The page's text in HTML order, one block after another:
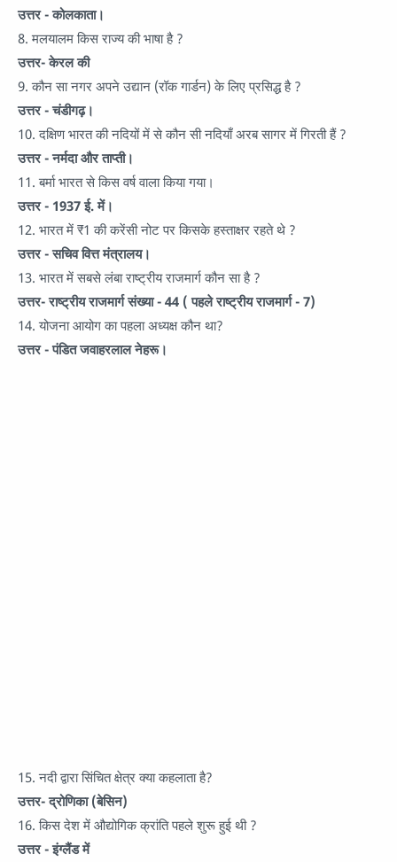
उत्तर - कोलकाता।
8. मलयालम किस राज्य की भाषा है ?
उत्तर- केरल की
9. कौन सा नगर अपने उद्यान (रॉक गार्डन) के लिए प्रसिद्ध है ?
उत्तर - चंडीगढ़।
10. दक्षिण भारत की नदियों में से कौन सी नदियाँ अरब सागर में गिरती हैं ?
उत्तर - नर्मदा और ताप्ती।
11. बर्मा भारत से किस वर्ष वाला किया गया।
उत्तर - 1937 ई. में।
12. भारत में ₹1 की करेंसी नोट पर किसके हस्ताक्षर रहते थे ?
उत्तर - सचिव वित्त मंत्रालय।
13. भारत में सबसे लंबा राष्ट्रीय राजमार्ग कौन सा है ?
उत्तर- राष्ट्रीय राजमार्ग संख्या - 44 ( पहले राष्ट्रीय राजमार्ग - 7)
14. योजना आयोग का पहला अध्यक्ष कौन था?
उत्तर - पंडित जवाहरलाल नेहरू।
15. नदी द्वारा सिंचित क्षेत्र क्या कहलाता है?
उत्तर- द्रोणिका (बेसिन)
16. किस देश में औद्योगिक क्रांति पहले शुरू हुई थी ?
उत्तर - इंग्लैंड में